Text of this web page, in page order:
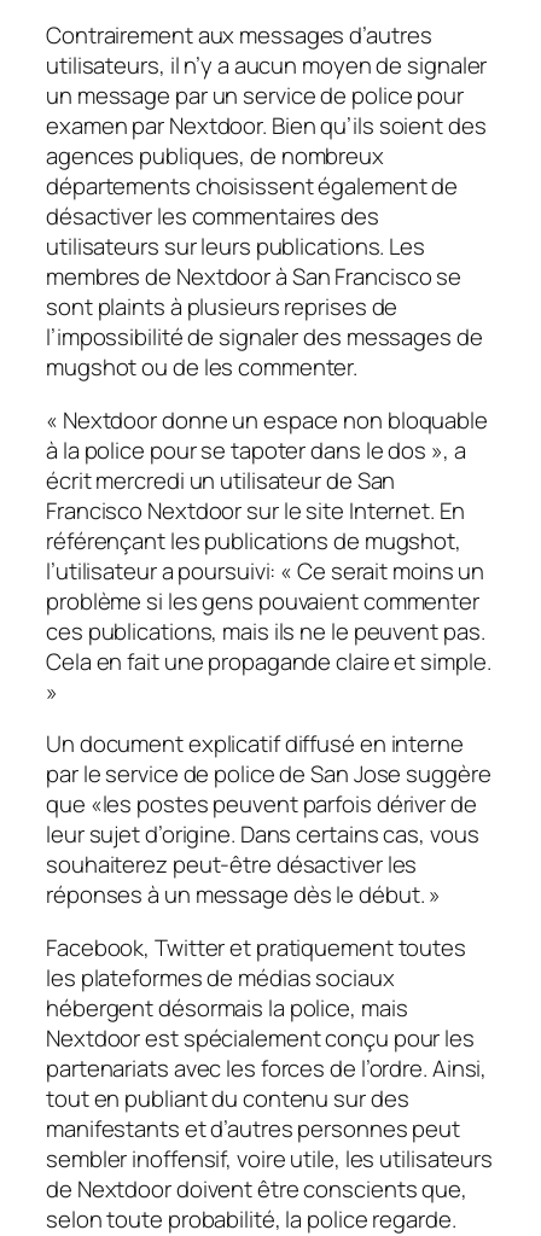
Contrairement aux messages d’autres
utilisateurs, il n’y a aucun moyen de signaler
un message par un service de police pour
examen par Nextdoor. Bien qu’ils soient des
agences publiques, de nombreux
départements choisissent également de
désactiver les commentaires des
utilisateurs sur leurs publications. Les
membres de Nextdoor à San Francisco se
sont plaints à plusieurs reprises de
l’impossibilité de signaler des messages de
mugshot ou de les commenter.
« Nextdoor donne un espace non bloquable
à la police pour se tapoter dans le dos », a
écrit mercredi un utilisateur de San
Francisco Nextdoor sur le site Internet. En
référençant les publications de mugshot,
l’utilisateur a poursuivi: « Ce serait moins un
problème si les gens pouvaient commenter
ces publications, mais ils ne le peuvent pas.
Cela en fait une propagande claire et simple.
»
Un document explicatif diffusé en interne
par le service de police de San Jose suggère
que «les postes peuvent parfois dériver de
leur sujet d’origine. Dans certains cas, vous
souhaiterez peut-être désactiver les
réponses à un message dès le début. »
Facebook, Twitter et pratiquement toutes
les plateformes de médias sociaux
hébergent désormais la police, mais
Nextdoor est spécialement conçu pour les
partenariats avec les forces de l’ordre. Ainsi,
tout en publiant du contenu sur des
manifestants et d’autres personnes peut
sembler inoffensif, voire utile, les utilisateurs
de Nextdoor doivent être conscients que,
selon toute probabilité, la police regarde.